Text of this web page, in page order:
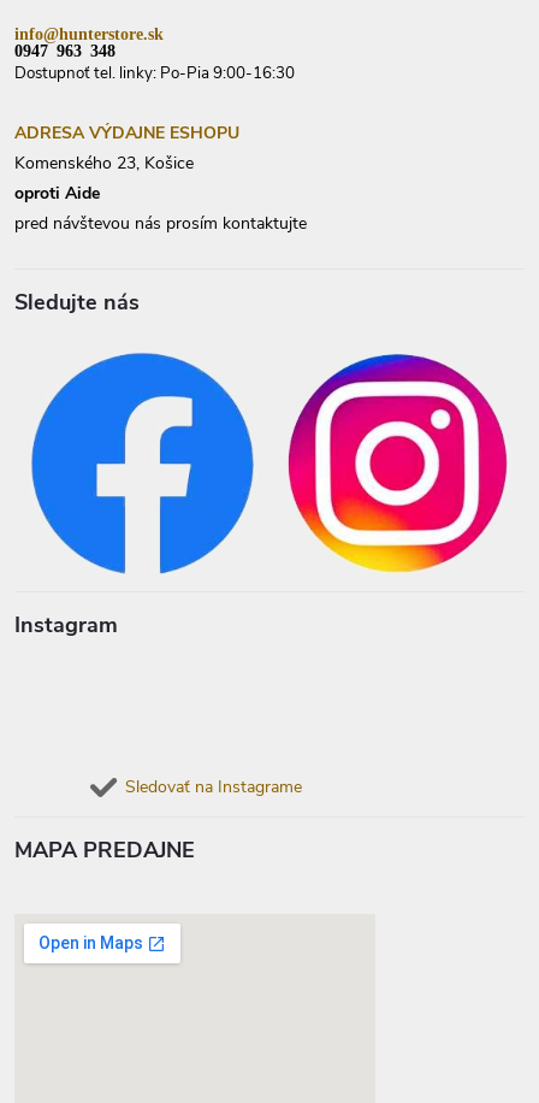
info@hunterstore.sk
0947 963 348
Dostupnoť tel. linky: Po-Pia 9:00-16:30
ADRESA VÝDAJNE ESHOPU
Komenského 23, Košice
oproti Aide
pred návštevou nás prosím kontaktujte
Sledujte nás
Instagram
Sledovať na Instagrame
MAPA PREDAJNE